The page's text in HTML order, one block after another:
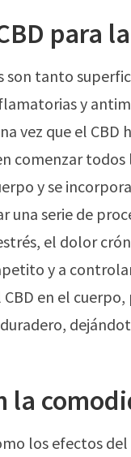
para
son tanto
y
vez que el
comenzar
y se
una serie de
el dolor
y a
en el
la
los efectos